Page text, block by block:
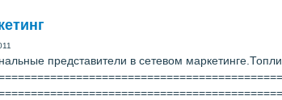
представители в сетевом